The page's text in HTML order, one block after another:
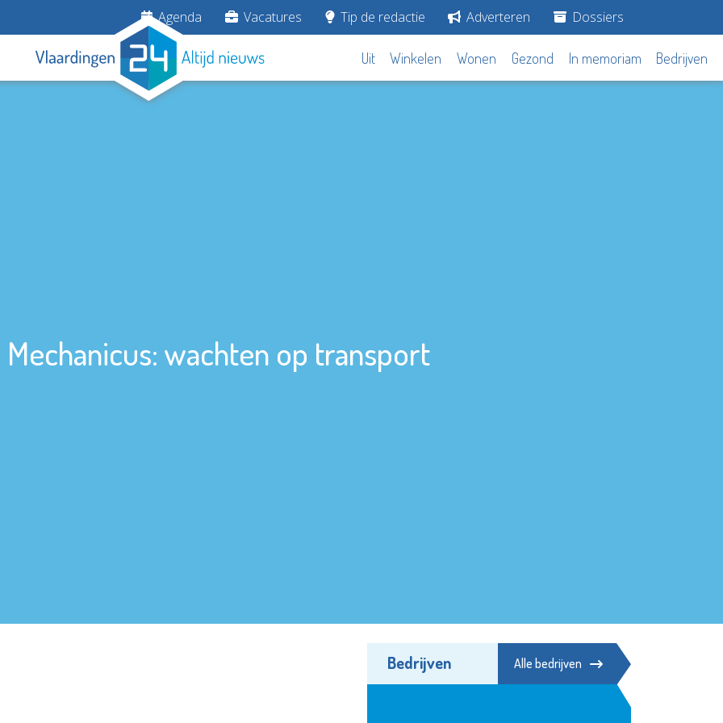
Agenda Vacatures Tip de redactie Adverteren Dossiers
Uit Winkelen Wonen Gezond In memoriam Bedrijven
wachten op transport
Bedrijven Alle bedrijven